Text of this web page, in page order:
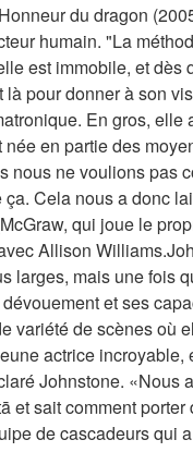
du dragon
humain. "La
est immobile, et
là pour donner à son
En gros,
en partie des
nous ne voulions pas
Cela nous a donc
qui joue le
Allison
larges, mais une fois
et ses
variété de scènes où
actrice
Johnstone. «Nous
et sait comment
de cascadeurs qui